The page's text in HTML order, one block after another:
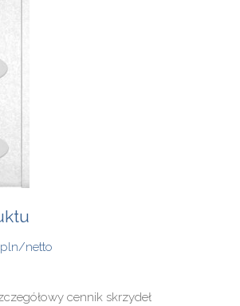
pln/netto
cennik skrzydeł